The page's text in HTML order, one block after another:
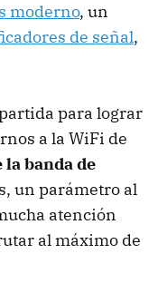
moderno, un
de señal,
para lograr
a la WiFi de
banda de
un parámetro al
atención
al máximo de